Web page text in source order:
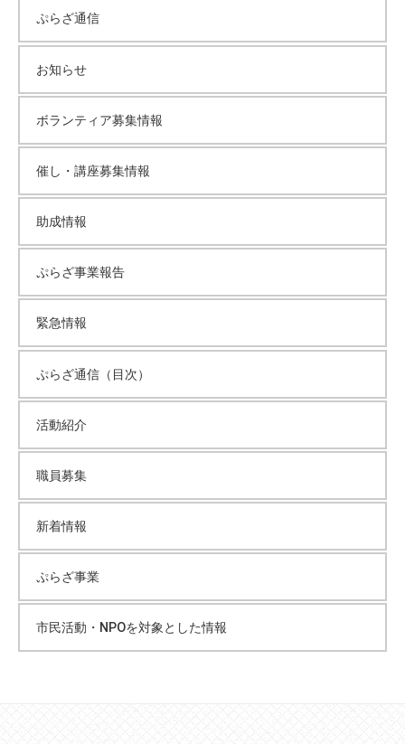
イ
ブ
ぷらざ通信
お知らせ
ボランティア募集情報
催し・講座募集情報
助成情報
ぷらざ事業報告
緊急情報
ぷらざ通信（目次）
活動紹介
職員募集
新着情報
ぷらざ事業
市民活動・NPOを対象とした情報